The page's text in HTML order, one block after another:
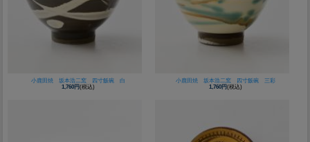
小鹿田焼 坂本浩二窯 四寸飯碗 白
1,760円(税込)
小鹿田焼 坂本浩二窯 四寸飯碗 三彩
1,760円(税込)